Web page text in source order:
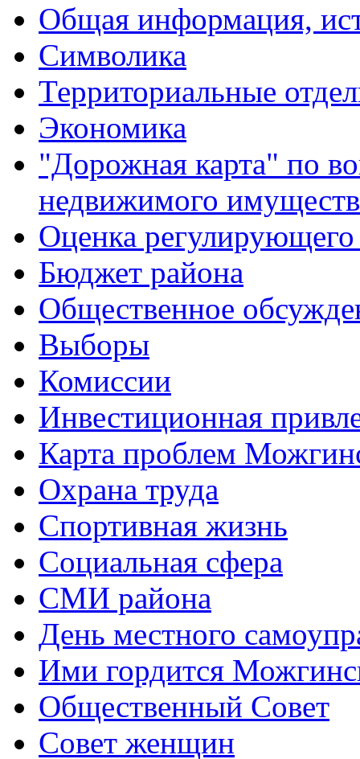
Общая информация,
Символика
Территориальные
Экономика
"Дорожная карта" по
недвижимого
Оценка регулирующего
Бюджет района
Общественное
Выборы
Комиссии
Инвестиционная
Карта проблем
Охрана труда
Спортивная жизнь
Социальная сфера
СМИ района
День местного
Ими гордится
Общественный Совет
Совет женщин